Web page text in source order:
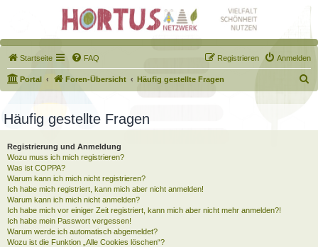
Startseite FAQ Anmelden
Registrieren
Portal Foren-Übersicht Häufig gestellte Fragen
u
h
Häufig gestellte Fragen
Registrierung und Anmeldung
Wozu muss ich mich registrieren?
Was ist COPPA?
Warum kann ich mich nicht registrieren?
Ich habe mich registriert, kann mich aber nicht anmelden!
Warum kann ich mich nicht anmelden?
Ich habe mich vor einiger Zeit registriert, kann mich aber nicht mehr anmelden?!
Ich habe mein Passwort vergessen!
Warum werde ich automatisch abgemeldet?
Wozu ist die Funktion „Alle Cookies löschen“?